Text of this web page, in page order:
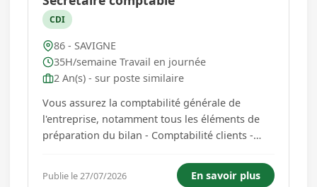
CDI
86 - SAVIGNE
35H/semaine Travail en journée
2 An(s) - sur poste similaire
Vous assurez la comptabilité générale de
l'entreprise, notamment tous les éléments de
préparation du bilan - Comptabilité clients -
les logiciels Cocktail et Fullcompta. Vous
travaillerez du lundi au vendredi, PAS de
Publie le 27/07/2026 En savoir plus